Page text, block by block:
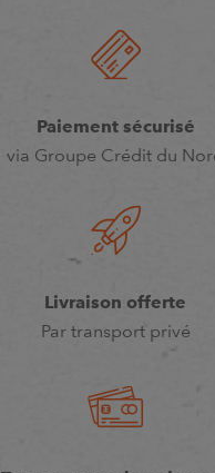
Paiement sécurisé
via Groupe Crédit du
Livraison offerte
Par transport privé